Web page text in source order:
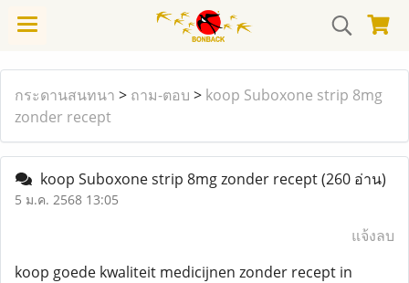
กระดานสนทนา > ถาม-ตอบ > koop Suboxone strip 8mg
zonder recept
koop Suboxone strip 8mg zonder recept(260 อ่าน)
5 ม.ค. 2568 13:05
แจ้งลบ
koop goede kwaliteit medicijnen zonder recept in